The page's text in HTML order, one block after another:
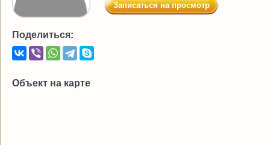
Записаться на просмотр
Поделиться:
Объект на карте